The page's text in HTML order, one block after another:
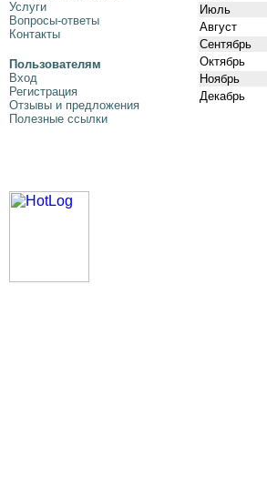
Услуги
Вопросы-ответы
Контакты
Пользователям
Вход
Регистрация
Отзывы и предложения
Полезные cсылки
Июль
Август
Сентябрь
Октябрь
Ноябрь
Декабрь